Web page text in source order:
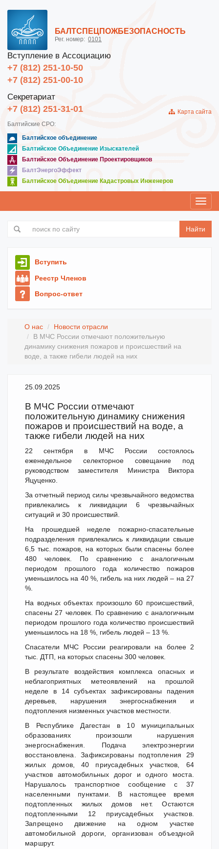
БАЛТСПЕЦПОЖБЕЗОПАСНОСТЬ
Рег. номер: 0101
Вступление в Ассоциацию
+7 (812) 251-10-50
+7 (812) 251-00-10
Секретариат
+7 (812) 251-31-01
Карта сайта
Балтийские СРО:
Балтийское объединение
Балтийское Объединение Изыскателей
Балтийское Объединение Проектировщиков
БалтЭнергоЭффект
Балтийское Объединение Кадастровых Инженеров
Найти
Вступить
Реестр Членов
Вопрос-ответ
О нас
Новости отрасли
В МЧС России отмeчают положитeльную
динамику снижeния пожаров и происшeствий на
воде, а также гибели людей на них
25.09.2025
В МЧС России отмeчают
положитeльную динамику снижeния
пожаров и происшeствий на воде, а
также гибели людей на них
22 сентября в МЧС России состоялось
еженедельное селекторное совещание под
руководством заместителя Министра Виктора
Яцуценко.
За отчетный период силы чрезвычайного ведомства
привлекались к ликвидации 6 чрезвычайных
ситуаций и 30 происшествий.
На прошедшей неделе пожарно-спасательные
подразделения привлекались к ликвидации свыше
6,5 тыс. пожаров, на которых были спасены более
480 человек. По сравнению с аналогичным
периодом прошлого года количество пожаров
уменьшилось на 40 %, гибель на них людей – на 27
%.
На водных объектах произошло 60 происшествий,
спасены 27 человек. По сравнению с аналогичным
периодом прошлого года количество происшествий
уменьшилось на 18 %, гибель людей – 13 %.
Спасатели МЧС России реагировали на более 2
тыс. ДТП, на которых спасены 300 человек.
В результате воздействия комплекса опасных и
неблагоприятных метеоявлений на прошлой
неделе в 14 субъектах зафиксированы падения
деревьев, нарушения энергоснабжения и
подтопления низменных участков местности.
В Республике Дагестан в 10 муниципальных
образованиях произошли нарушения
энергоснабжения. Подача электроэнергии
восстановлена.Зафиксированы подтопления 29
жилых домов, 40 приусадебных участков, 64
участков автомобильных дорог и одного моста.
Нарушалось транспортное сообщение с 37
населенными пунктами. В настоящее время
подтопленных жилых домов нет. Остаются
подтопленными 12 приусадебных участков.
Запрещено движение на одном участке
автомобильной дороги, организован объездной
маршрут.